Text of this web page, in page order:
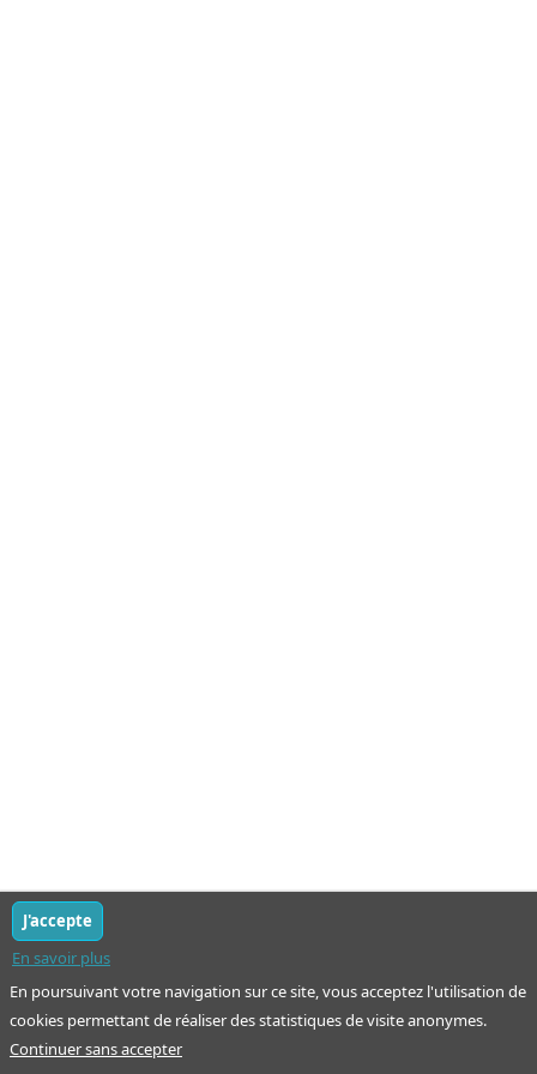
En poursuivant votre navigation sur ce site, vous acceptez l'utilisation de
cookies permettant de réaliser des statistiques de visite anonymes.
En savoir plus
J'accepte
Continuer sans accepter